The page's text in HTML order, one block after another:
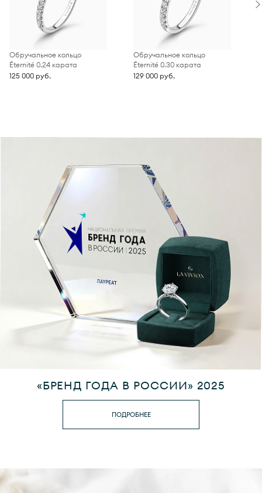
Обручальное кольцо
Éternité 0.24 карата
125 000 руб.
Обручальное кольцо
Éternité 0.30 карата
129 000 руб.
«БРЕНД ГОДА В РОССИИ» 2025
ПОДРОБНЕЕ